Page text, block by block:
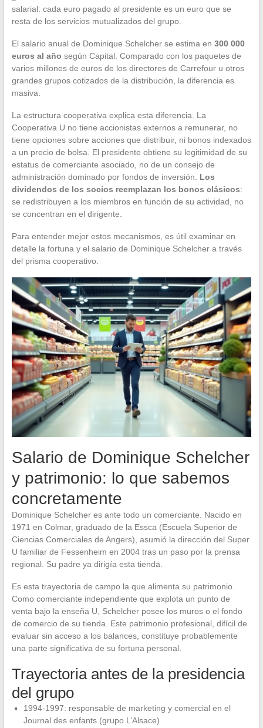
salarial: cada euro pagado al presidente es un euro que se
resta de los servicios mutualizados del grupo.
El salario anual de Dominique Schelcher se estima en 300 000
euros al año según Capital. Comparado con los paquetes de
varios millones de euros de los directores de Carrefour u otros
grandes grupos cotizados de la distribución, la diferencia es
masiva.
La estructura cooperativa explica esta diferencia. La
Cooperativa U no tiene accionistas externos a remunerar, no
tiene opciones sobre acciones que distribuir, ni bonos indexados
a un precio de bolsa. El presidente obtiene su legitimidad de su
estatus de comerciante asociado, no de un consejo de
administración dominado por fondos de inversión. Los
dividendos de los socios reemplazan los bonos clásicos:
se redistribuyen a los miembros en función de su actividad, no
se concentran en el dirigente.
Para entender mejor estos mecanismos, es útil examinar en
detalle la fortuna y el salario de Dominique Schelcher a través
del prisma cooperativo.
Salario de Dominique Schelcher
y patrimonio: lo que sabemos
concretamente
Dominique Schelcher es ante todo un comerciante. Nacido en
1971 en Colmar, graduado de la Essca (Escuela Superior de
Ciencias Comerciales de Angers), asumió la dirección del Super
U familiar de Fessenheim en 2004 tras un paso por la prensa
regional. Su padre ya dirigía esta tienda.
Es esta trayectoria de campo la que alimenta su patrimonio.
Como comerciante independiente que explota un punto de
venta bajo la enseña U, Schelcher posee los muros o el fondo
de comercio de su tienda. Este patrimonio profesional, difícil de
evaluar sin acceso a los balances, constituye probablemente
una parte significativa de su fortuna personal.
Trayectoria antes de la presidencia
del grupo
1994-1997: responsable de marketing y comercial en el
Journal des enfants (grupo L’Alsace)